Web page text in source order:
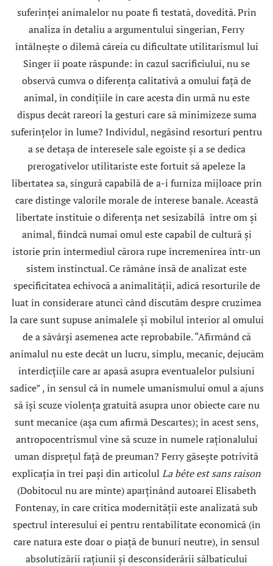
suferinţei animalelor nu poate fi testată, dovedită. Prin
analiza în detaliu a argumentului singerian, Ferry
întâlneşte o dilemă căreia cu dificultate utilitarismul lui
Singer îi poate răspunde: în cazul sacrificiului, nu se
observă cumva o diferenţa calitativă a omului faţă de
animal, în condiţiile în care acesta din urmă nu este
dispus decât rareori la gesturi care să minimizeze suma
suferinţelor în lume? Individul, negăsind resorturi pentru
a se detaşa de interesele sale egoiste şi a se dedica
prerogativelor utilitariste este fortuit să apeleze la
libertatea sa, singură capabilă de a-i furniza mijloace prin
care distinge valorile morale de interese banale. Această
libertate instituie o diferenţa net sesizabilă între om şi
animal, fiindcă numai omul este capabil de cultură şi
istorie prin intermediul cărora rupe încremenirea într-un
sistem instinctual. Ce rămâne însă de analizat este
specificitatea echivocă a animalităţii, adică resorturile de
luat în considerare atunci când discutăm despre cruzimea
la care sunt supuse animalele şi mobilul interior al omului
de a săvârşi asemenea acte reprobabile. “Afirmând că
animalul nu este decât un lucru, simplu, mecanic, dejucăm
interdicţiile care ar apasă asupra eventualelor pulsiuni
sadice” , în sensul că în numele umanismului omul a ajuns
să îşi scuze violența gratuită asupra unor obiecte care nu
sunt mecanice (aşa cum afirmă Descartes); în acest sens,
antropocentrismul vine să scuze în numele raţionalului
uman dispreţul faţă de preuman? Ferry găseşte potrivită
explicaţia în trei paşi din articolul La bête est sans raison
(Dobitocul nu are minte) aparţinând autoarei Elisabeth
Fontenay, în care critica modernităţii este analizată sub
spectrul interesului ei pentru rentabilitate economică (în
care natura este doar o piaţă de bunuri neutre), în sensul
absolutizării raţiunii şi desconsiderării sălbaticului